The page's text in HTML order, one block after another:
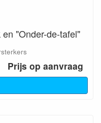
"Onder-de-tafel"
Prijs op aanvraag